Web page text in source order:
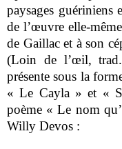
paysages guériniens
de l’œuvre elle-
de Gaillac et à son
(Loin de l’œil,
présente sous la
« Le Cayla » et «
poème « Le nom
Willy Devos :